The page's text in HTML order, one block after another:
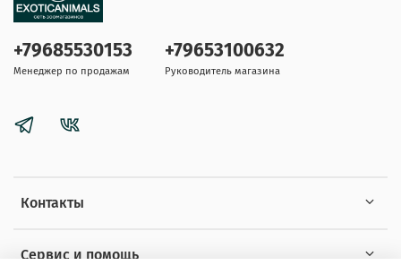
Контакты
Сервис и помощь
+79685530153
Менеджер по продажам
+79653100632
Руководитель магазина